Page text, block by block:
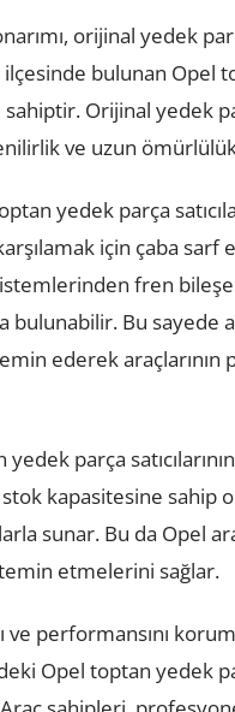
orijinal yedek
bulunan Opel
Orijinal yedek
ve uzun
yedek parça
için çaba
fren
bulunabilir. Bu
ederek araçlarının
yedek parça
kapasitesine sahip
sunar. Bu da Opel
etmelerini sağlar.
ve performansını
Opel toptan yedek